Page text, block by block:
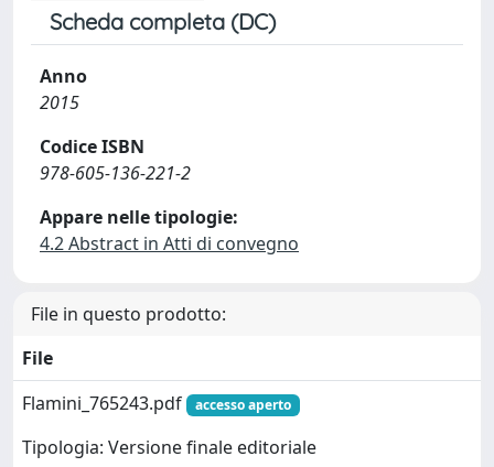
Scheda completa (DC)
Anno
2015
Codice ISBN
978-605-136-221-2
Appare nelle tipologie:
4.2 Abstract in Atti di convegno
File in questo prodotto:
File
Flamini_765243.pdf
accesso aperto
Tipologia: Versione finale editoriale